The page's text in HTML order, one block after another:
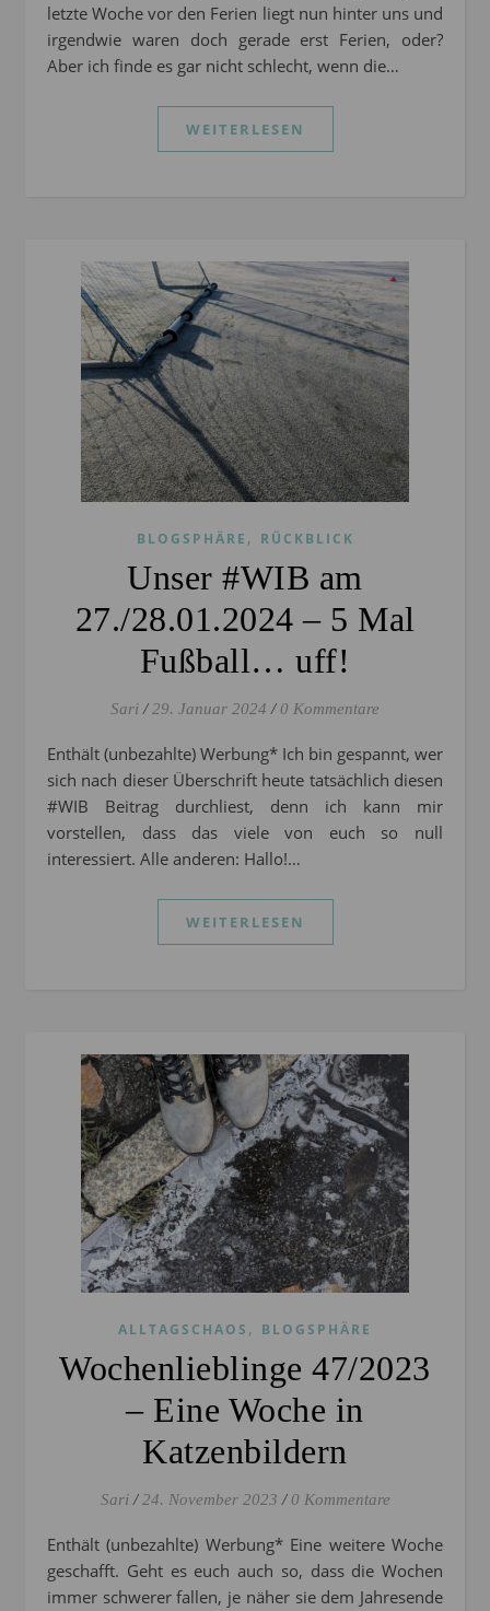
letzte Woche vor den Ferien liegt nun hinter uns und
irgendwie waren doch gerade erst Ferien, oder?
Aber ich finde es gar nicht schlecht, wenn die…
WEITERLESEN
BLOGSPHÄRE , RÜCKBLICK
Unser #WIB am
27./28.01.2024 – 5 Mal
Fußball… uff!
Sari / 29. Januar 2024 / 0 Kommentare
Enthält (unbezahlte) Werbung* Ich bin gespannt, wer
sich nach dieser Überschrift heute tatsächlich diesen
#WIB Beitrag durchliest, denn ich kann mir
vorstellen, dass das viele von euch so null
interessiert. Alle anderen: Hallo!…
WEITERLESEN
ALLTAGSCHAOS , BLOGSPHÄRE
Wochenlieblinge 47/2023
– Eine Woche in
Katzenbildern
Sari / 24. November 2023 / 0 Kommentare
Enthält (unbezahlte) Werbung* Eine weitere Woche
geschafft. Geht es euch auch so, dass die Wochen
immer schwerer fallen, je näher sie dem Jahresende